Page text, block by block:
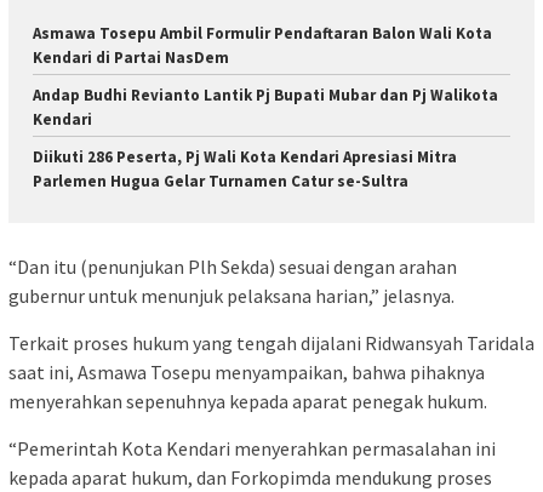
Asmawa Tosepu Ambil Formulir Pendaftaran Balon Wali Kota
Kendari di Partai NasDem
Andap Budhi Revianto Lantik Pj Bupati Mubar dan Pj Walikota
Kendari
Diikuti 286 Peserta, Pj Wali Kota Kendari Apresiasi Mitra
Parlemen Hugua Gelar Turnamen Catur se-Sultra
“Dan itu (penunjukan Plh Sekda) sesuai dengan arahan
gubernur untuk menunjuk pelaksana harian,” jelasnya.
Terkait proses hukum yang tengah dijalani Ridwansyah Taridala
saat ini, Asmawa Tosepu menyampaikan, bahwa pihaknya
menyerahkan sepenuhnya kepada aparat penegak hukum.
“Pemerintah Kota Kendari menyerahkan permasalahan ini
kepada aparat hukum, dan Forkopimda mendukung proses